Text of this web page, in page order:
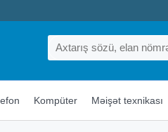
Kompüter Məişət texnikası